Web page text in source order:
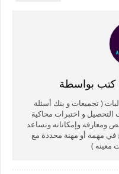
( تجميعات و بنك أسئلة
التحصيل و اختبرات محاكية
ومعارفه وإمكاناته ونساعد
مهمة أو مهنة محددة مع
معينه )